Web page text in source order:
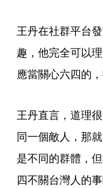
王丹在社群平台
趣，他完全可以
應當關心六四的
王丹直言，道理
同一個敵人，那
是不同的群體，
四不關台灣人的事